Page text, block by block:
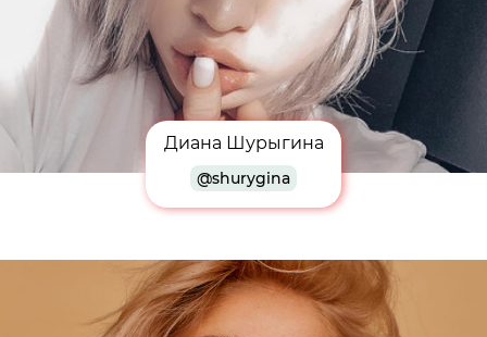
Диана Шурыгина
@shurygina